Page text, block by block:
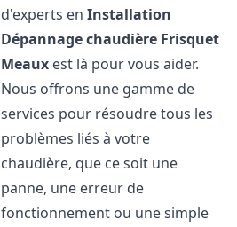
d'experts enInstallation
Dépannage chaudière Frisquet
Meaux est là pour vous aider.
Nous offrons une gamme de
services pour résoudre tous les
problèmes liés à votre
chaudière, que ce soit une
panne, une erreur de
fonctionnement ou une simple